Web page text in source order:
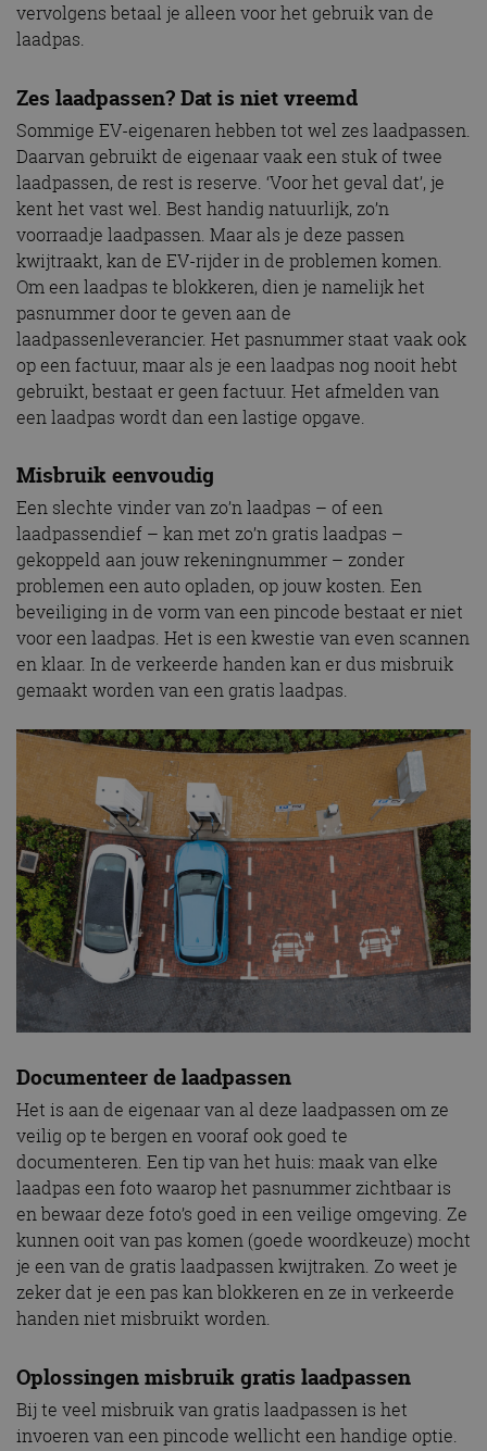
vervolgens betaal je alleen voor het gebruik van de
laadpas.
Zes laadpassen? Dat is niet vreemd
Sommige EV-eigenaren hebben tot wel zes laadpassen.
Daarvan gebruikt de eigenaar vaak een stuk of twee
laadpassen, de rest is reserve. ‘Voor het geval dat’, je
kent het vast wel. Best handig natuurlijk, zo’n
voorraadje laadpassen. Maar als je deze passen
kwijtraakt, kan de EV-rijder in de problemen komen.
Om een laadpas te blokkeren, dien je namelijk het
pasnummer door te geven aan de
laadpassenleverancier. Het pasnummer staat vaak ook
op een factuur, maar als je een laadpas nog nooit hebt
gebruikt, bestaat er geen factuur. Het afmelden van
een laadpas wordt dan een lastige opgave.
Misbruik eenvoudig
Een slechte vinder van zo’n laadpas – of een
laadpassendief – kan met zo’n gratis laadpas –
gekoppeld aan jouw rekeningnummer – zonder
problemen een auto opladen, op jouw kosten. Een
beveiliging in de vorm van een pincode bestaat er niet
voor een laadpas. Het is een kwestie van even scannen
en klaar. In de verkeerde handen kan er dus misbruik
gemaakt worden van een gratis laadpas.
Documenteer de laadpassen
Het is aan de eigenaar van al deze laadpassen om ze
veilig op te bergen en vooraf ook goed te
documenteren. Een tip van het huis: maak van elke
laadpas een foto waarop het pasnummer zichtbaar is
en bewaar deze foto’s goed in een veilige omgeving. Ze
kunnen ooit van pas komen (goede woordkeuze) mocht
je een van de gratis laadpassen kwijtraken. Zo weet je
zeker dat je een pas kan blokkeren en ze in verkeerde
handen niet misbruikt worden.
Oplossingen misbruik gratis laadpassen
Bij te veel misbruik van gratis laadpassen is het
invoeren van een pincode wellicht een handige optie.